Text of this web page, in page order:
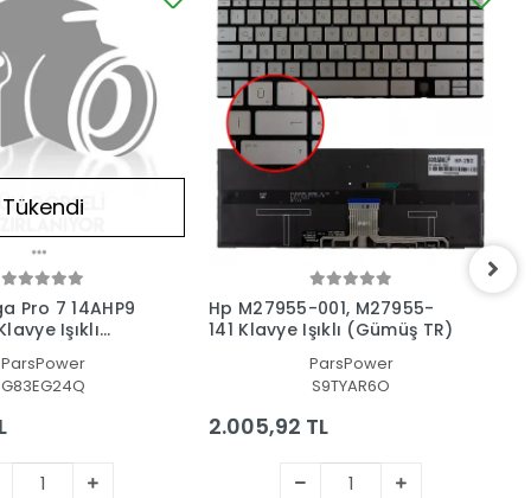
Tükendi
Pro 7 14AHP9
Işıklı
ParsPower
G83EG24Q
Hp M27955-001, M27955-
141 Klavye Işıklı (Gümüş TR)
ParsPower
S9TYAR6O
2.005,92 TL